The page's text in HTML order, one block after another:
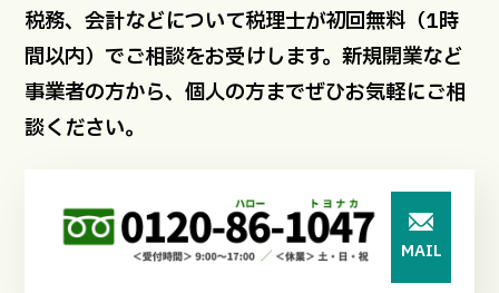
税務、会計などについて税理士が初回無料（1時
間以内）でご相談をお受けします。新規開業など
事業者の方から、個人の方までぜひお気軽にご相
談ください。
MAIL